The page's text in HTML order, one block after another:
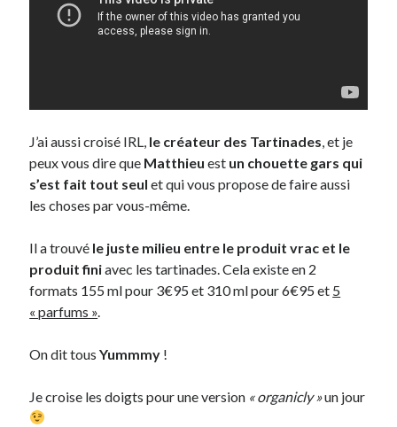
Bon plan du dimanche
Coup de coeur
Humeur
Lectures
Lyon
Lyon à Livre Ouvert
Non classé
Parole de Follower
Patchwork
Photos
Proust
Sorties cuculturelles
Tavukoi
J’ai aussi croisé IRL, le créateur des Tartinades , et je
peux vous dire que Matthieu est un chouette gars qui
s’est fait tout seul et qui vous propose de faire aussi
les choses par vous-même.
Il a trouvé le juste milieu entre le produit vrac et le
produit finiavec les tartinades. Cela existe en 2
formats 155 ml pour 3€95 et 310 ml pour 6€95 et 5
« parfums »
On dit tousYummmy !
Je croise les doigts pour une version « organicly »un jour